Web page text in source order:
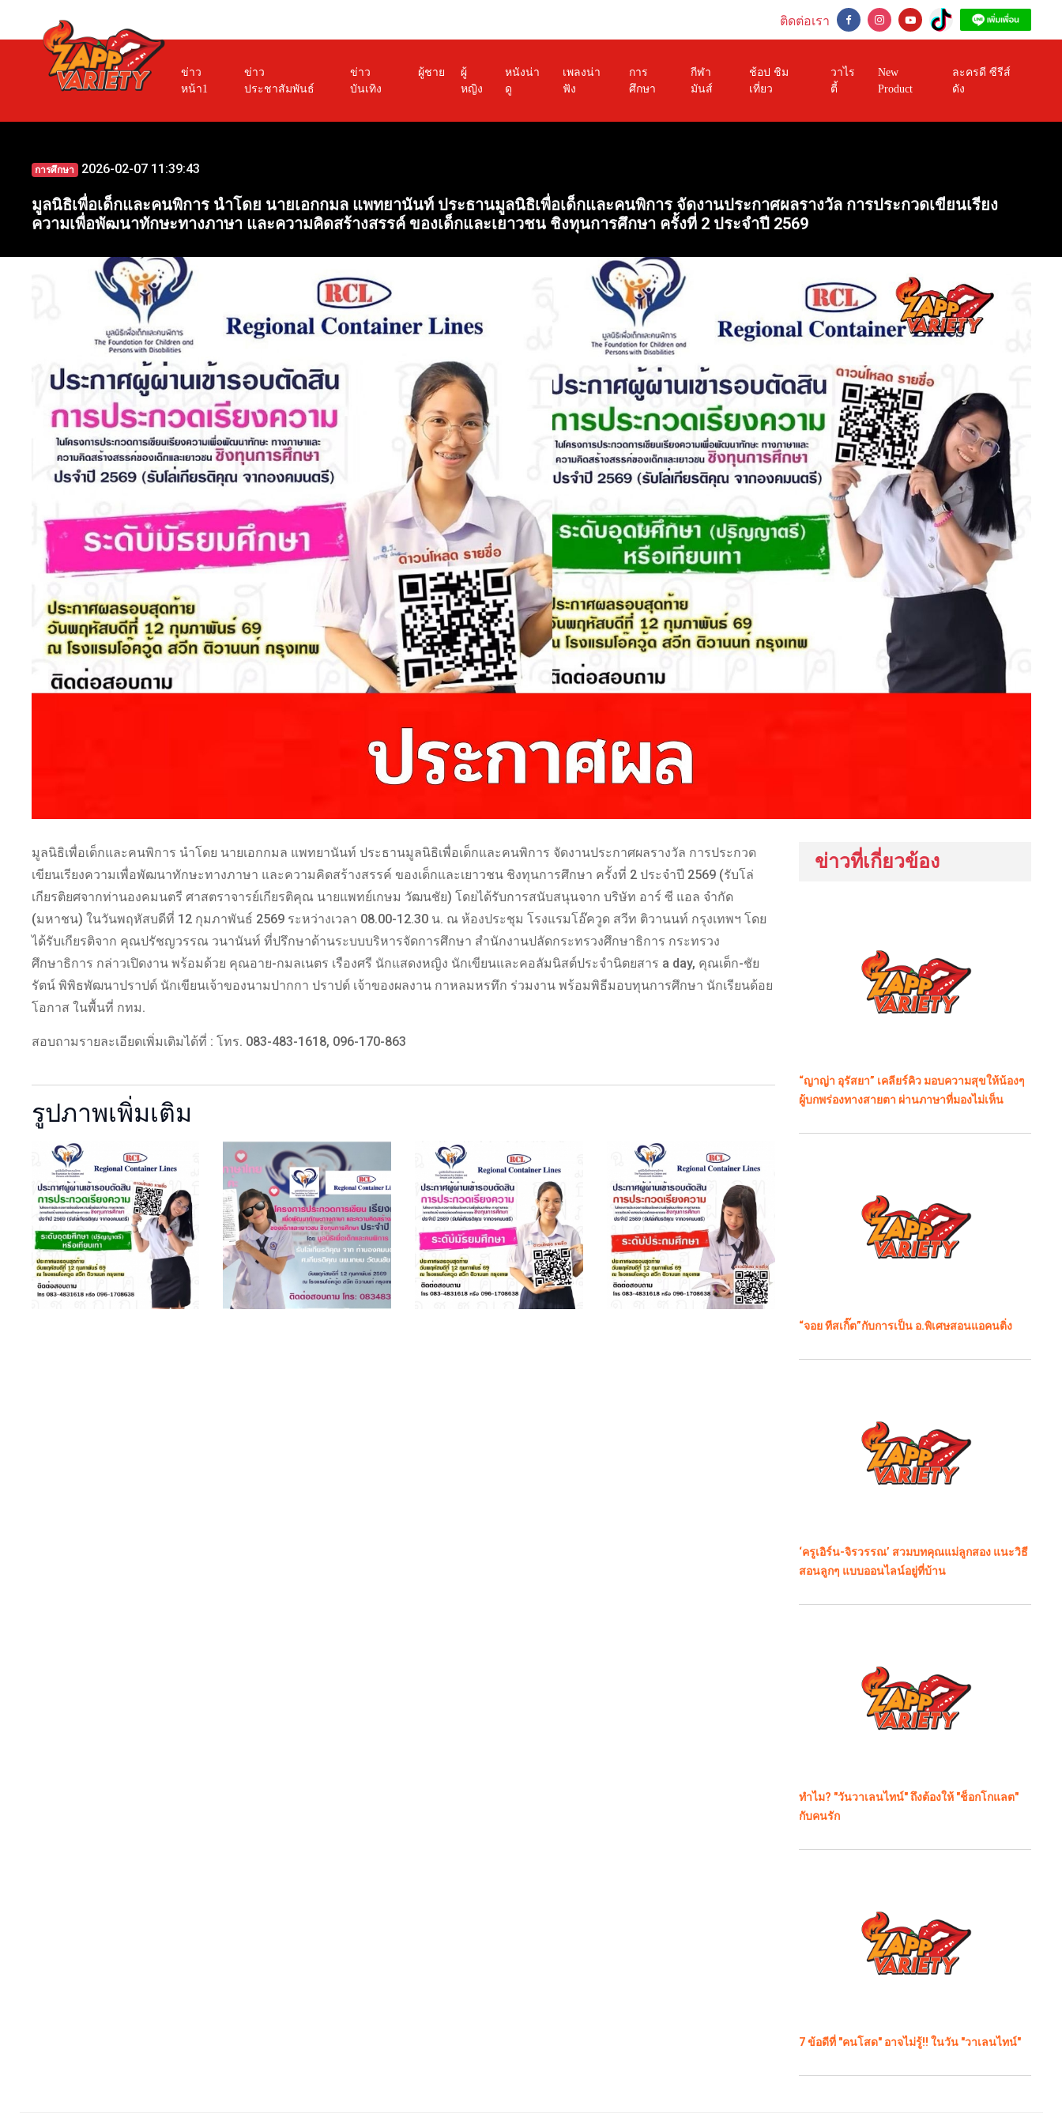
ติดต่อเรา
ข่าว
หน้า1
ข่าว
ประชาสัมพันธ์
ข่าว
บันเทิง
ผู้ชาย
ผู้
หญิง
หนังน่า
ดู
เพลงน่า
ฟัง
การ
ศึกษา
กีฬา
มันส์
ช้อป ชิม
เที่ยว
วาไร
ตี้
New
Product
ละครดี ซีรีส์
ดัง
การศึกษา 2026-02-07 11:39:43
มูลนิธิเพื่อเด็กและคนพิการ นำโดย นายเอกกมล แพทยานันท์ ประธานมูลนิธิเพื่อเด็กและคนพิการ จัดงานประกาศผลรางวัล การประกวดเขียนเรียง
ความเพื่อพัฒนาทักษะทางภาษา และความคิดสร้างสรรค์ ของเด็กและเยาวชน ชิงทุนการศึกษา ครั้งที่ 2 ประจำปี 2569
มูลนิธิเพื่อเด็กและคนพิการ นำโดย นายเอกกมล แพทยานันท์ ประธานมูลนิธิเพื่อเด็กและคนพิการ จัดงานประกาศผลรางวัล การประกวด
เขียนเรียงความเพื่อพัฒนาทักษะทางภาษา และความคิดสร้างสรรค์ ของเด็กและเยาวชน ชิงทุนการศึกษา ครั้งที่ 2 ประจำปี 2569 (รับโล่
เกียรติยศจากท่านองคมนตรี ศาสตราจารย์เกียรติคุณ นายแพทย์เกษม วัฒนชัย) โดยได้รับการสนับสนุนจาก บริษัท อาร์ ซี แอล จำกัด
(มหาชน) ในวันพฤหัสบดีที่ 12 กุมภาพันธ์ 2569 ระหว่างเวลา 08.00-12.30 น. ณ ห้องประชุม โรงแรมโอ๊ควูด สวีท ติวานนท์ กรุงเทพฯ โดย
ได้รับเกียรติจาก คุณปรัชญวรรณ วนานันท์ ที่ปรึกษาด้านระบบบริหารจัดการศึกษา สำนักงานปลัดกระทรวงศึกษาธิการ กระทรวง
ศึกษาธิการ กล่าวเปิดงาน พร้อมด้วย คุณอาย-กมลเนตร เรืองศรี นักแสดงหญิง นักเขียนและคอลัมนิสต์ประจำนิตยสาร a day, คุณเต็ก-ชัย
รัตน์ พิพิธพัฒนาปราปต์ นักเขียนเจ้าของนามปากกา ปราปต์ เจ้าของผลงาน กาหลมหรทึก ร่วมงาน พร้อมพิธีมอบทุนการศึกษา นักเรียนด้อย
โอกาส ในพื้นที่ กทม.
สอบถามรายละเอียดเพิ่มเติมได้ที่ : โทร. 083-483-1618, 096-170-863
รูปภาพเพิ่มเติม
ข่าวที่เกี่ยวข้อง
“ญาญ่า อุรัสยา” เคลียร์คิว มอบความสุขให้น้องๆ
ผู้บกพร่องทางสายตา ผ่านภาษาที่มองไม่เห็น
“จอย ทีสเกิ๊ต”กับการเป็น อ.พิเศษสอนแอคนติ่ง
‘ครูเอิร์น-จิรวรรณ’ สวมบทคุณแม่ลูกสอง แนะวิธี
สอนลูกๆ แบบออนไลน์อยู่ที่บ้าน
ทำไม? "วันวาเลนไทน์" ถึงต้องให้ "ช็อกโกแลต"
กับคนรัก
7 ข้อดีที่ "คนโสด" อาจไม่รู้!! ในวัน "วาเลนไทน์"